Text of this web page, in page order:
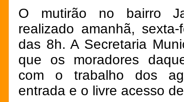
O mutirão no bairro
realizado amanhã,
das 8h. A Secretaria
que os moradores
com o trabalho dos
entrada e o livre acesso